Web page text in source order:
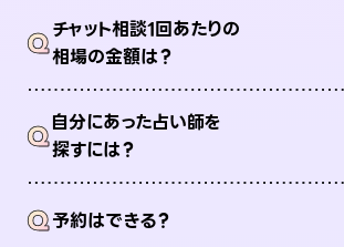
Qチャット相談1回あたりの
相場の金額は？
Q自分にあった占い師を
探すには？
Q予約はできる？